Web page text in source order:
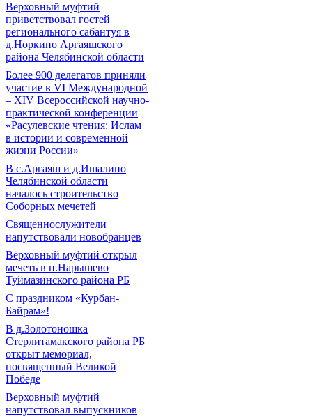
Верховный муфтий
приветствовал гостей
регионального сабантуя в
д.Норкино Аргаяшского
района Челябинской области
Более 900 делегатов приняли
участие в VI Международной
– ХIV Всероссийской научно-
практической конференции
«Расулевские чтения: Ислам
в истории и современной
жизни России»
В с.Аргаяш и д.Ишалино
Челябинской области
началось строительство
Соборных мечетей
Священнослужители
напутствовали новобранцев
Верховный муфтий открыл
мечеть в п.Нарышево
Туймазинского района РБ
С праздником «Курбан-
Байрам»!
В д.Золотоношка
Стерлитамакского района РБ
открыт мемориал,
посвященный Великой
Победе
Верховный муфтий
напутствовал выпускников